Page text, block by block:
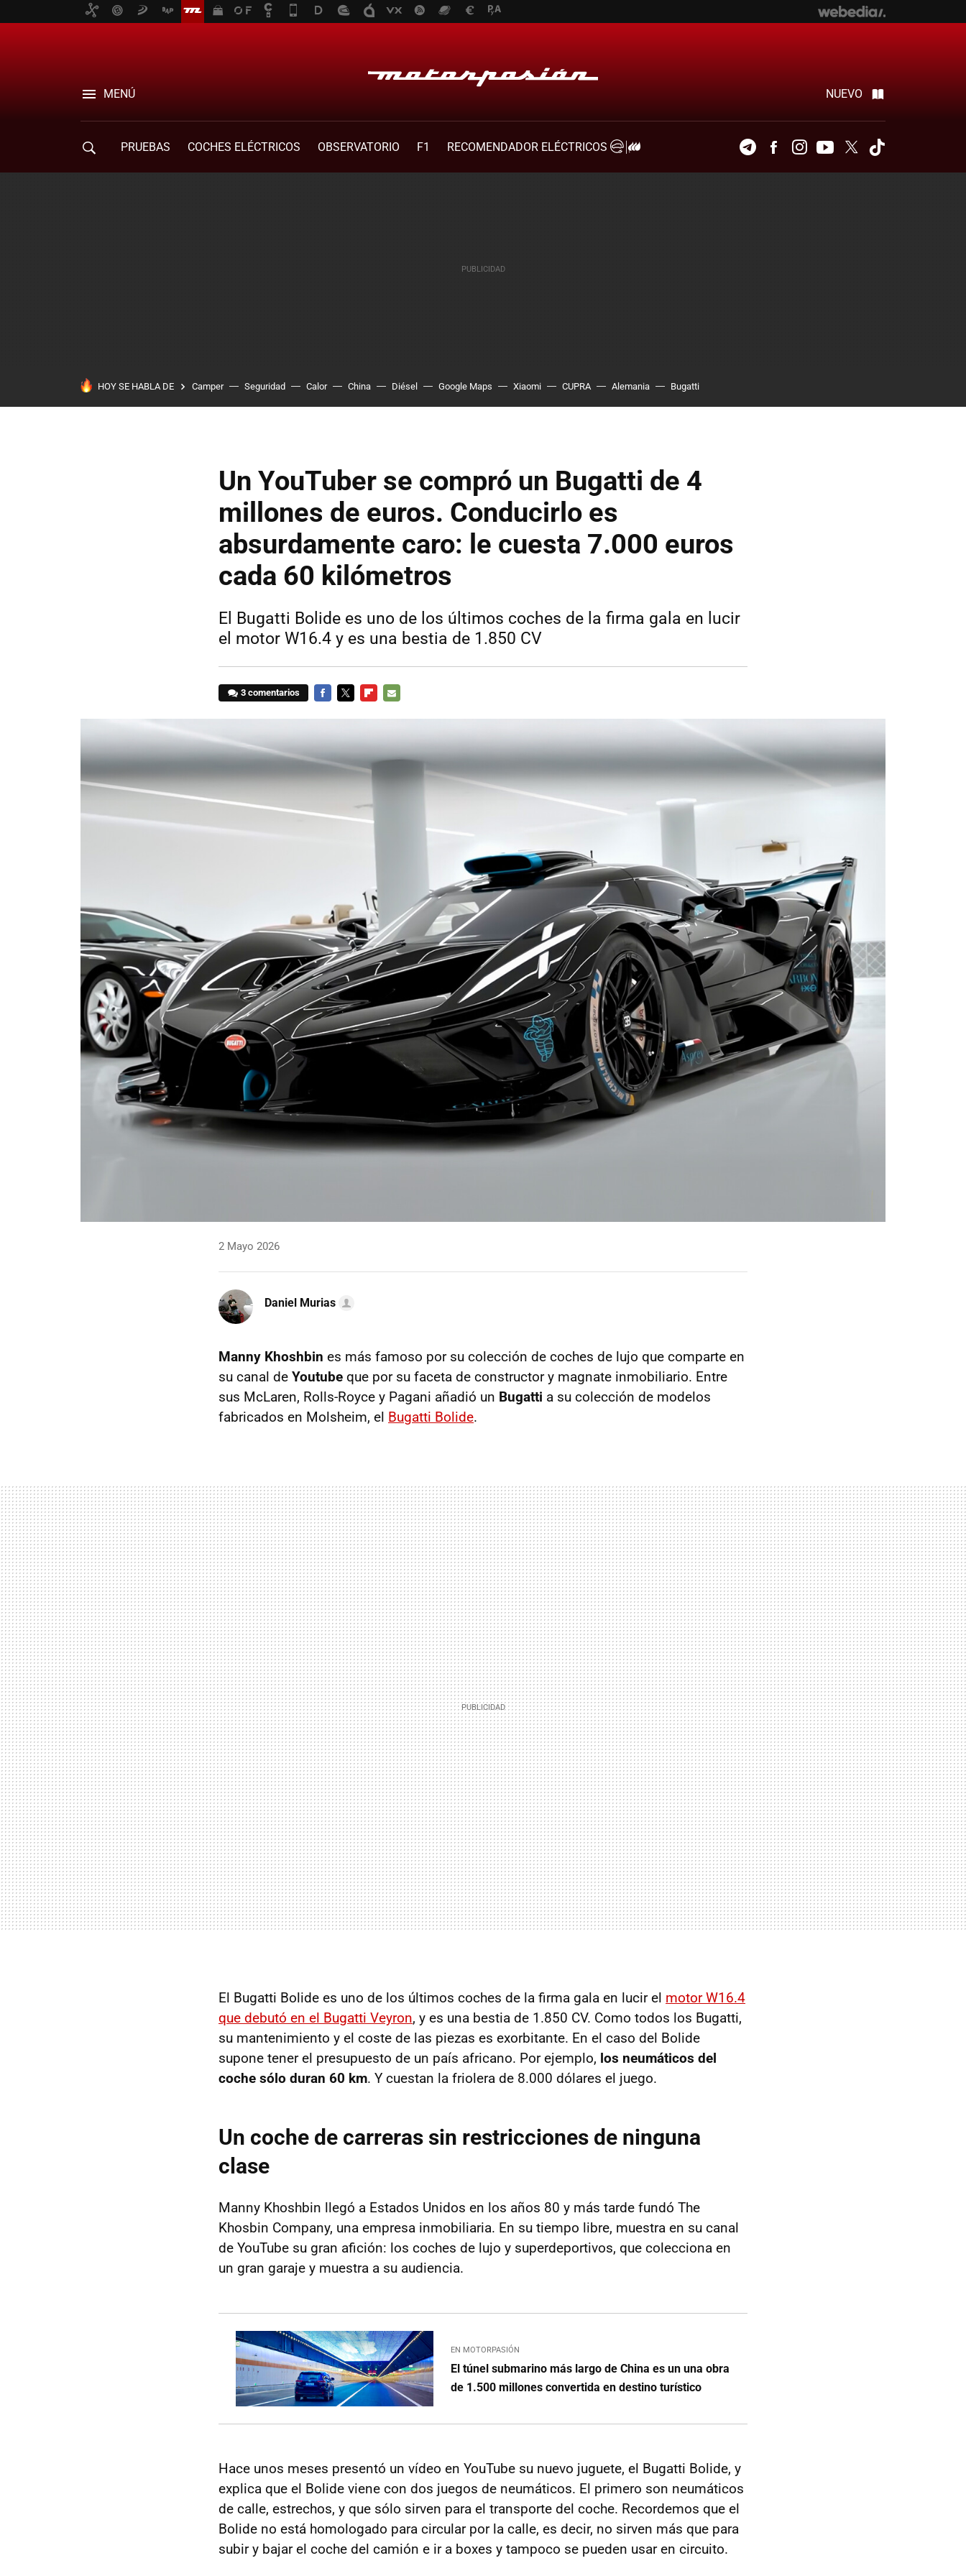
MENÚ NUEVO
PRUEBAS COCHES ELÉCTRICOS OBSERVATORIO F1
RECOMENDADOR ELÉCTRICOS
TelegramFacebookInstagramYoutubeTwitter
HOY SE HABLA DE Camper Seguridad Calor China Diésel Google Maps Xiaomi CUPRA Alemania Bugatti
Un YouTuber se compró un Bugatti de 4
millones de euros. Conducirlo es
absurdamente caro: le cuesta 7.000 euros
cada 60 kilómetros
El Bugatti Bolide es uno de los últimos coches de la firma gala en lucir
el motor W16.4 y es una bestia de 1.850 CV
3 comentarios
2 Mayo 2026
Daniel Murias
Manny Khoshbin es más famoso por su colección de coches de lujo que comparte en
su canal de Youtube que por su faceta de constructor y magnate inmobiliario. Entre
sus McLaren, Rolls-Royce y Pagani añadió un Bugatti a su colección de modelos
fabricados en Molsheim, el Bugatti Bolide.
El Bugatti Bolide es uno de los últimos coches de la firma gala en lucir el motor W16.4
que debutó en el Bugatti Veyron, y es una bestia de 1.850 CV. Como todos los Bugatti,
su mantenimiento y el coste de las piezas es exorbitante. En el caso del Bolide
supone tener el presupuesto de un país africano. Por ejemplo, los neumáticos del
coche sólo duran 60 km. Y cuestan la friolera de 8.000 dólares el juego.
Un coche de carreras sin restricciones de ninguna
clase
Manny Khoshbin llegó a Estados Unidos en los años 80 y más tarde fundó The
Khosbin Company, una empresa inmobiliaria. En su tiempo libre, muestra en su canal
de YouTube su gran afición: los coches de lujo y superdeportivos, que colecciona en
un gran garaje y muestra a su audiencia.
EN MOTORPASIÓN
El túnel submarino más largo de China es un una obra
de 1.500 millones convertida en destino turístico
Hace unos meses presentó un vídeo en YouTube su nuevo juguete, el Bugatti Bolide, y
explica que el Bolide viene con dos juegos de neumáticos. El primero son neumáticos
de calle, estrechos, y que sólo sirven para el transporte del coche. Recordemos que el
Bolide no está homologado para circular por la calle, es decir, no sirven más que para
subir y bajar el coche del camión e ir a boxes y tampoco se pueden usar en circuito.